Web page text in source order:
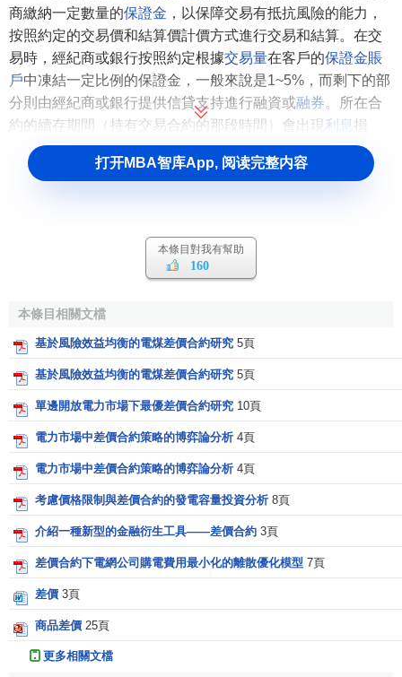
商繳納一定數量的保證金 ，以保障交易有抵抗風險的能力，
按照約定的交易價和結算價計價方式進行交易和結算。在交
易時，經紀商或銀行按照約定根據交易量在客戶的保證金賬
戶中凍結一定比例的保證金，一般來說是1~5%，而剩下的部
分則由經紀商或銀行提供信貸支持進行融資或融券。所在合
約的續存期間（持有交易合約的那段時間）會出現利息 損
益，如果出現利息損益則首先考慮從已經凍結的保證金中扣
除（或添加到未凍結的保證金中），當已經凍結的保證金不
金全部 損失，那麼經紀商會重新凍結一定比例的保證金，當
然會比原來的少一些）。
行實物交割，結算時只進行差價的現金結算，所以差價合約
理論上是沒有期限的，當然如果客戶保證金賬戶中的保證金
也會按照代理合同的條款隨時結算你的賬戶的。在結算時，
結算價往往會按照結算時的市場價進行結算，這時如果你交
易的商品的買入價加上貸款成本低於 賣出價
有盈 利，否則就會有虧損，由於這個盈虧是按照合約上所有
的商品的數量來結算的，所以針對你用於交易的保證金而
言，你的盈虧的數額會非常的大。並且在差價合約的 交易
金而言，
是5%，而貸款利息也是5%的話，即使 如果商品的價格一直
維持不變的話，那麼你所支付的保證金也僅夠支持一年的利
息，所以事實上如果市場價格保持不變的話，那麼每張差價
合約的合理期限為（
率）。
打开MBA智库App, 阅读完整内容
本條目對我有幫助
160
本條目相關文檔
基於風險效益均衡的電煤差價合約研究 5頁
基於風險效益均衡的電煤差價合約研究 5頁
單邊開放電力市場下最優差價合約研究 10頁
電力市場中差價合約策略的博弈論分析 4頁
電力市場中差價合約策略的博弈論分析 4頁
考慮價格限制與差價合約的發電容量投資分析 8頁
介紹一種新型的金融衍生工具——差價合約 3頁
差價合約下電網公司購電費用最小化的離散優化模型 7頁
差價 3頁
商品差價 25頁
更多相關文檔